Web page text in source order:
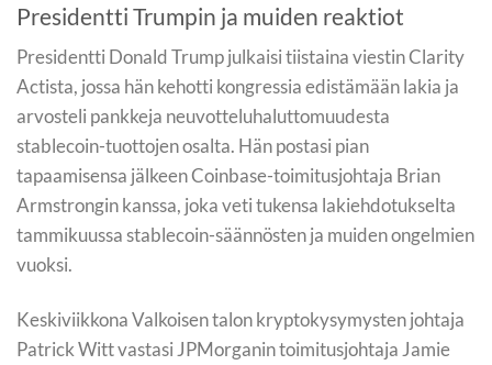
Presidentti Trumpin ja muiden reaktiot
Presidentti Donald Trump julkaisi tiistaina viestin Clarity
Actista, jossa hän kehotti kongressia edistämään lakia ja
arvosteli pankkeja neuvotteluhaluttomuudesta
stablecoin-tuottojen osalta. Hän postasi pian
tapaamisensa jälkeen Coinbase-toimitusjohtaja Brian
Armstrongin kanssa, joka veti tukensa lakiehdotukselta
tammikuussa stablecoin-säännösten ja muiden ongelmien
vuoksi.
Keskiviikkona Valkoisen talon kryptokysymysten johtaja
Patrick Witt vastasi JPMorganin toimitusjohtaja Jamie